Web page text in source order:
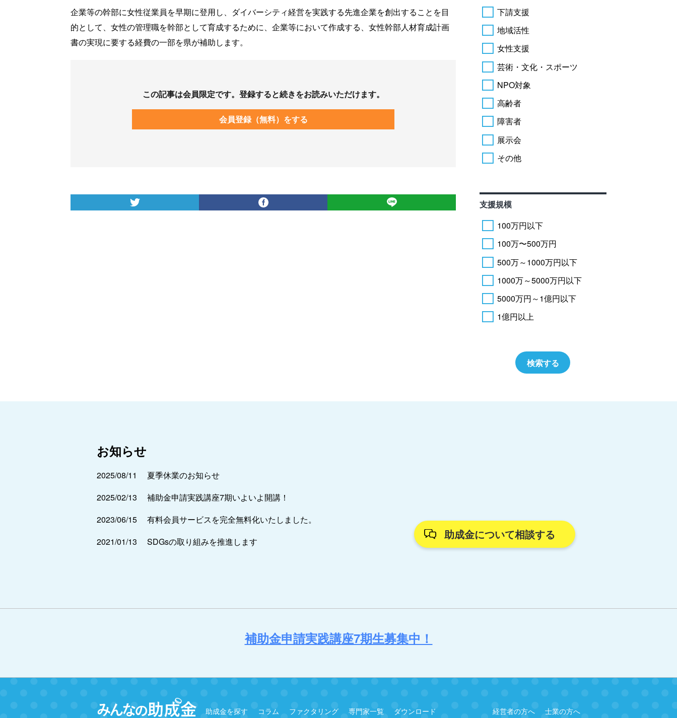
企業等の幹部に女性従業員を早期に登用し、ダイバーシティ経営を実践する先進企業を創出することを目
的として、女性の管理職を幹部として育成するために、企業等において作成する、女性幹部人材育成計画
書の実現に要する経費の一部を県が補助します。
この記事は会員限定です。登録すると続きをお読みいただけます。
会員登録（無料）をする
下請支援
地域活性
女性支援
芸術・文化・スポーツ
NPO対象
高齢者
障害者
展示会
その他
支援規模
100万円以下
100万〜500万円
500万～1000万円以下
1000万～5000万円以下
5000万円～1億円以下
1億円以上
お知らせ
2025/08/11
夏季休業のお知らせ
2025/02/13
補助金申請実践講座7期いよいよ開講！
2023/06/15
有料会員サービスを完全無料化いたしました。
2021/01/13
SDGsの取り組みを推進します
助成金について相談する
補助金申請実践講座7期生募集中！
助成金を探す コラム ファクタリング 専門家一覧 ダウンロード 経営者の方へ 士業の方へ